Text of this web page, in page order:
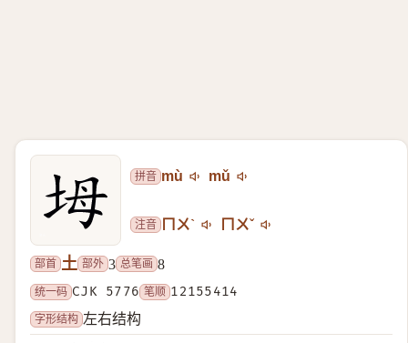
拼音 mù mǔ
注音 ㄇㄨˋ ㄇㄨˇ
部首 土 部外 3 总笔画 8
统一码 CJK 5776 笔顺 12155414
字形结构 左右结构